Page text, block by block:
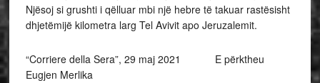
Njësoj si grushti i qëlluar mbi një hebre të takuar rastësisht
dhjetëmijë kilometra larg Tel Avivit apo Jeruzalemit.
“Corriere della Sera”, 29 maj 2021 E përktheu
Eugjen Merlika